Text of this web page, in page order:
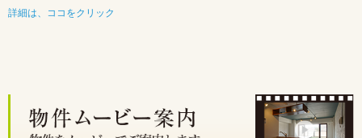
詳細は、ココをクリック